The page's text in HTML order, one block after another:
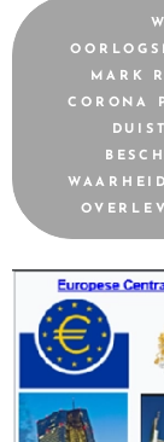
MARK
CORONA